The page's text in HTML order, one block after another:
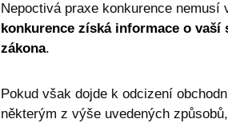
Nepoctivá praxe konkurence
konkurence získá informace o
zákona.
Pokud však dojde k odcizení
některým z výše uvedených
I6_COMPARE